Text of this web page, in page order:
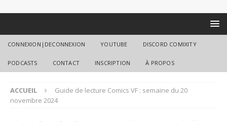
CONNEXION|DECONNEXION YOUTUBE DISCORD COMIXITY
PODCASTS CONTACT INSCRIPTION À PROPOS
ACCUEIL
Guide de lecture Comics VF : semaine du 20
novembre 2024